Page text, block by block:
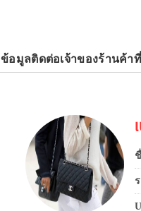
ข้อมูลติดต่อเจ้าของร้านค้